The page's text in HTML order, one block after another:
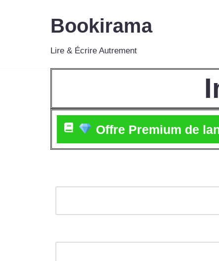
Bookirama
Lire & Écrire Autrement
Offre Premium de